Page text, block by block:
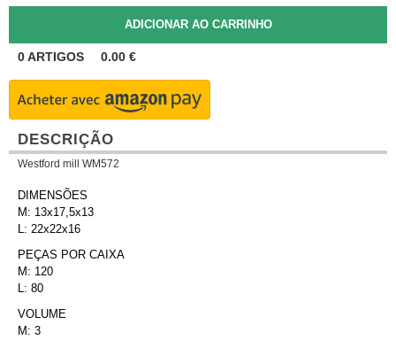
0ARTIGOS 0.00 €
DESCRIÇÃO
Westford mill WM572
DIMENSÕES
M: 13x17,5x13
L: 22x22x16
PEÇAS POR CAIXA
M: 120
L: 80
VOLUME
M: 3